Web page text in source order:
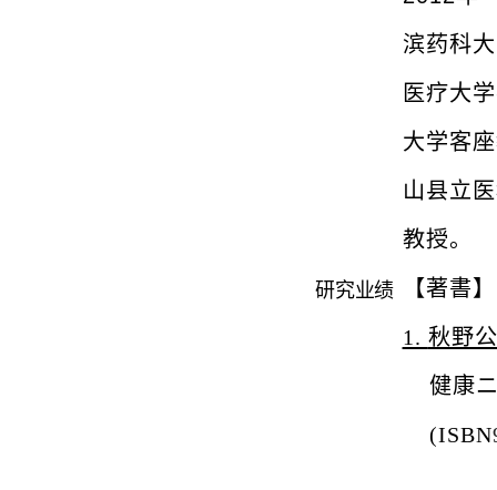
滨药科
医疗大
大学客
山县立
教授。
研究业绩
【著書】
1. 秋野
健康
(ISBN